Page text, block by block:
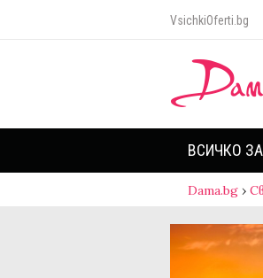
VsichkiOferti.bg
ВСИЧКО
Dama.bg ›